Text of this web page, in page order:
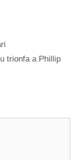
trionfa a Phillip